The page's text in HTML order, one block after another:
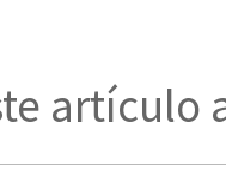
artículo